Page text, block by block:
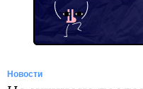
Новости